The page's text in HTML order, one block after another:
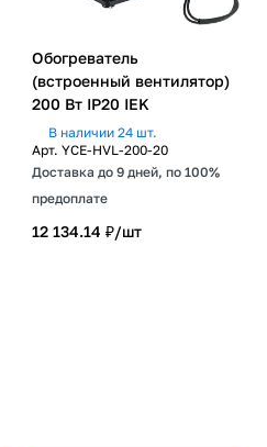
Обогреватель
(встроенный вентилятор)
200 Вт IP20 IEK
В наличии 24 шт.
Арт. YCE-HVL-200-20
Доставка до 9 дней, по 100%
предоплате
12 134.14 ₽/шт